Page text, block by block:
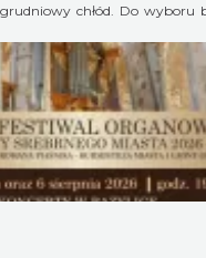
chłód. Do wyboru
Ćwierćmaraton Jurajski.
zarówno dla biegaczy, jak
zostaną przygotowane
i zimowy pazur.